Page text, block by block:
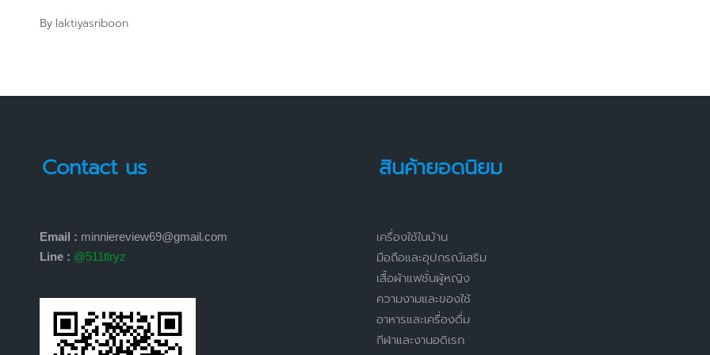
Posted
By laktiyasriboon
Contact us
Email : minniereview69@gmail.com
Line : @511tlryz
สินค้ายอดนิยม
เครื่องใช้ในบ้าน
มือถือและอุปกรณ์เสริม
เสื้อผ้าแฟชั่นผู้หญิง
ความงามและของใช้
อาหารและเครื่องดื่ม
กีฬาและงานอดิเรก